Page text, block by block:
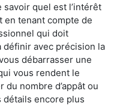
quel est l’intérêt
en tenant compte de
qui doit
définir avec précision la
débarrasser une
vous rendent le
nombre d’appât ou
détails encore plus